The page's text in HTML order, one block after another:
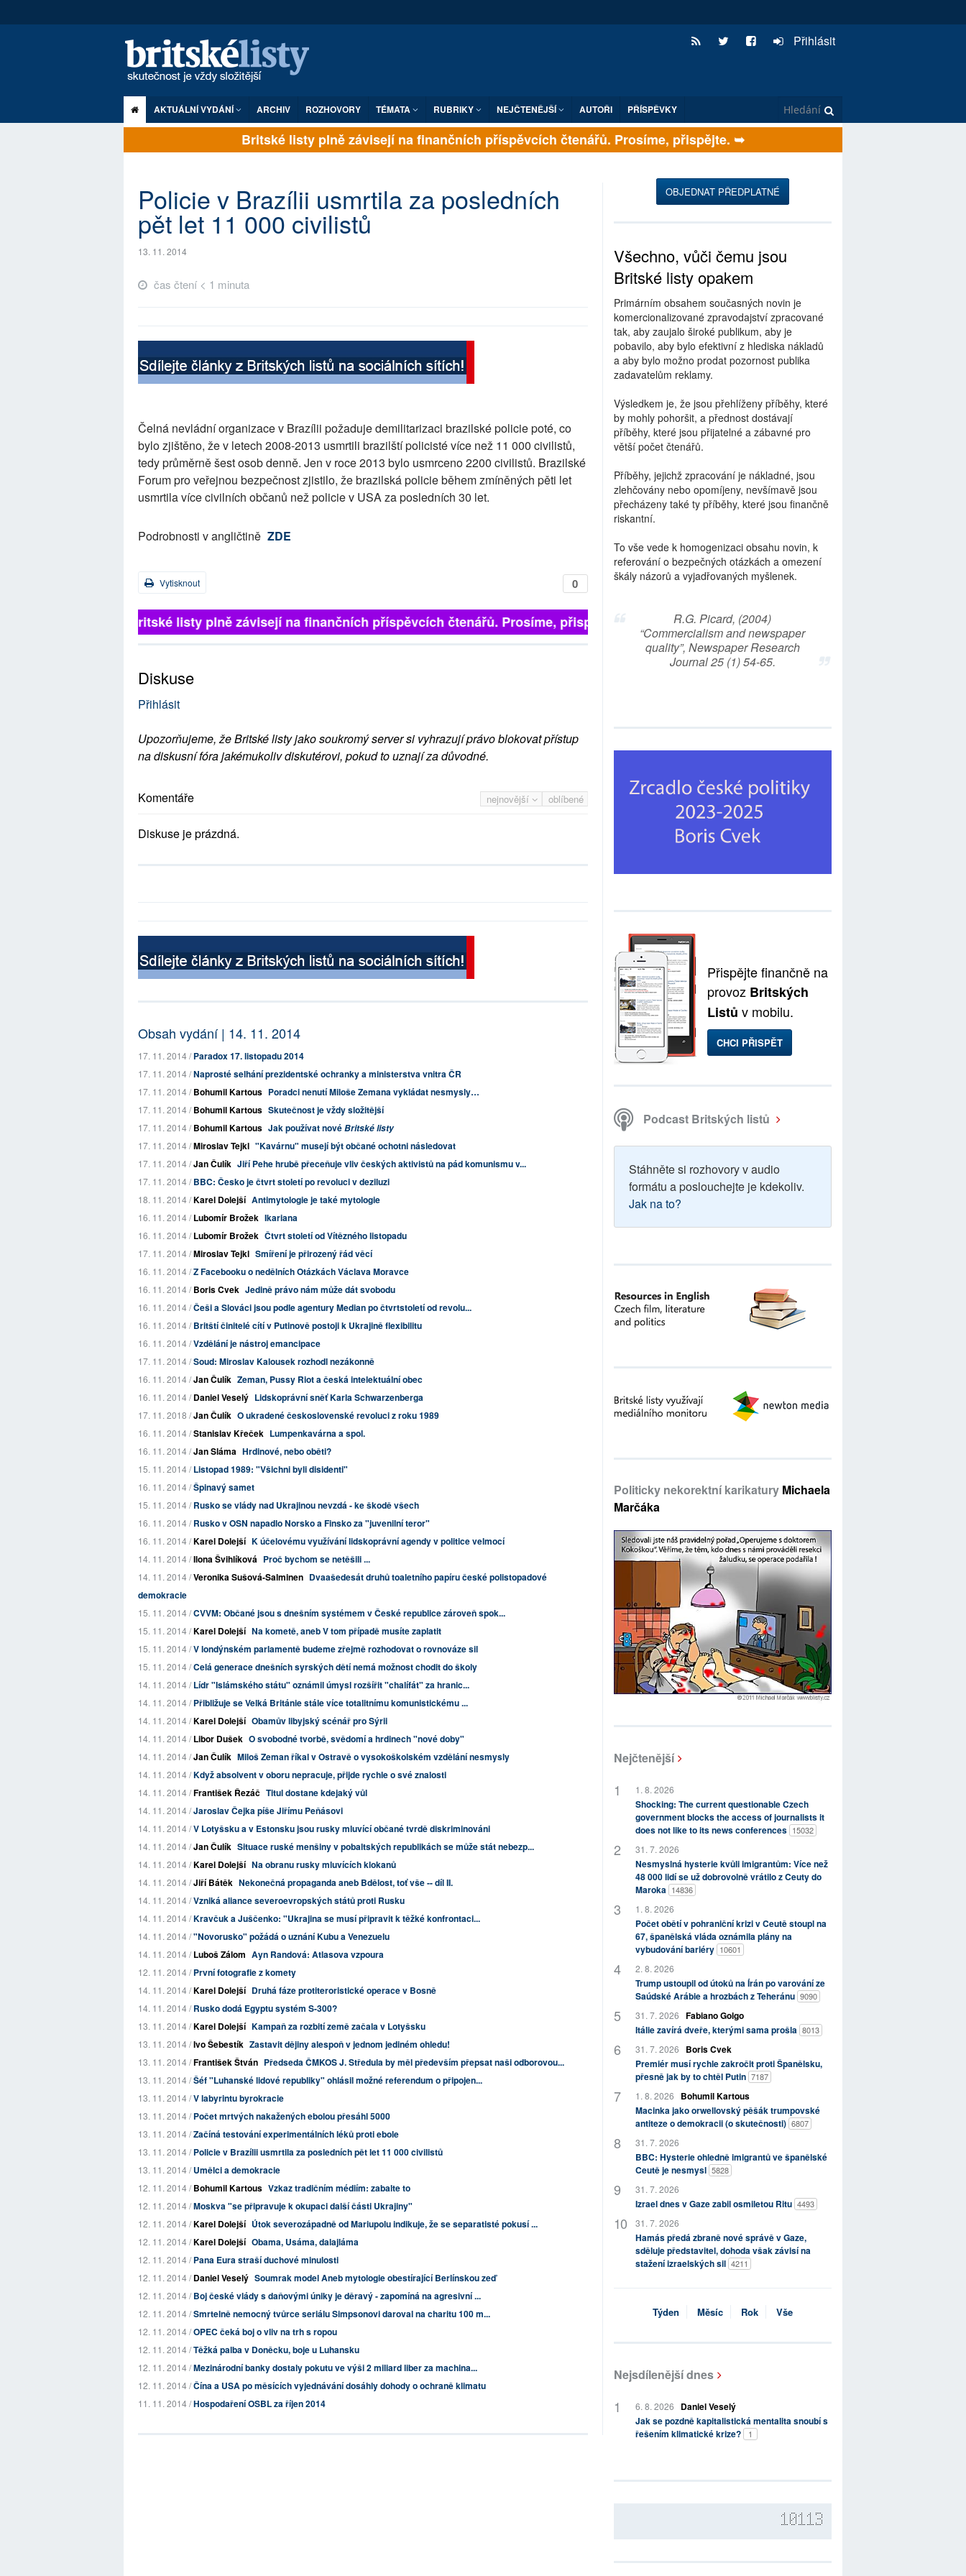
Přihlásit
AKTUÁLNÍ VYDÁNÍ ARCHIV ROZHOVORY TÉMATA RUBRIKY NEJČTENĚJŠÍ AUTOŘI PŘÍSPĚVKY
Britské listy plně závisejí na finančních příspěvcích čtenářů. Prosíme, přispějte. ➥
Policie v Brazílii usmrtila za posledních
pět let 11 000 civilistů
13. 11. 2014
čas čtení < 1 minuta
Čelná nevládní organizace v Brazílii požaduje demilitarizaci brazilské policie poté, co
bylo zjištěno, že v letech 2008-2013 usmrtili brazilští policisté více než 11 000 civilistů,
tedy průměrně šest osob denně. Jen v roce 2013 bylo usmrceno 2200 civilistů. Brazilské
Forum pro veřejnou bezpečnost zjistilo, že brazilská policie během zmíněných pěti let
usmrtila více civilních občanů než policie v USA za posledních 30 let.
Podrobnosti v angličtině ZDE
0
Vytisknout
Britské listy plně závisejí na finančních příspěvcích čtenářů. Prosíme, přispějte. ➥
Diskuse
Přihlásit
Upozorňujeme, že Britské listy jako soukromý server si vyhrazují právo blokovat přístup
na diskusní fóra jakémukoliv diskutérovi, pokud to uznají za důvodné.
nejnovější oblíbené
Komentáře
Diskuse je prázdná.
Obsah vydání | 14. 11. 2014
17. 11. 2014 /Paradox 17. listopadu 2014
17. 11. 2014 /Naprosté selhání prezidentské ochranky a ministerstva vnitra ČR
17. 11. 2014 /Bohumil Kartous Poradci nenutí Miloše Zemana vykládat nesmysly…
17. 11. 2014 /Bohumil Kartous Skutečnost je vždy složitější
17. 11. 2014 /Bohumil Kartous Jak používat novéBritské listy
17. 11. 2014 /Miroslav Tejkl "Kavárnu" musejí být občané ochotni následovat
17. 11. 2014 /Jan Čulík Jiří Pehe hrubě přeceňuje vliv českých aktivistů na pád komunismu v...
17. 11. 2014 /BBC: Česko je čtvrt století po revoluci v deziluzi
18. 11. 2014 /Karel Dolejší Antimytologie je také mytologie
16. 11. 2014 /Lubomír Brožek Ikariana
16. 11. 2014 /Lubomír Brožek Čtvrt století od Vítězného listopadu
17. 11. 2014 /Miroslav Tejkl Smíření je přirozený řád věcí
16. 11. 2014 /Z Facebooku o nedělních Otázkách Václava Moravce
16. 11. 2014 /Boris Cvek Jedině právo nám může dát svobodu
16. 11. 2014 /Češi a Slováci jsou podle agentury Median po čtvrtstoletí od revolu...
16. 11. 2014 /Britští činitelé cítí v Putinově postoji k Ukrajině flexibilitu
16. 11. 2014 /Vzdělání je nástroj emancipace
17. 11. 2014 /Soud: Miroslav Kalousek rozhodl nezákonně
16. 11. 2014 /Jan Čulík Zeman, Pussy Riot a česká intelektuální obec
16. 11. 2014 /Daniel Veselý Lidskoprávní sněť Karla Schwarzenberga
17. 11. 2018 /Jan Čulík O ukradené československé revoluci z roku 1989
16. 11. 2014 /Stanislav Křeček Lumpenkavárna a spol.
16. 11. 2014 /Jan Sláma Hrdinové, nebo oběti?
15. 11. 2014 /Listopad 1989: "Všichni byli disidenti"
16. 11. 2014 /Špinavý samet
15. 11. 2014 /Rusko se vlády nad Ukrajinou nevzdá - ke škodě všech
16. 11. 2014 /Rusko v OSN napadlo Norsko a Finsko za "juvenilní teror"
16. 11. 2014 /Karel Dolejší K účelovému využívání lidskoprávní agendy v politice velmocí
14. 11. 2014 /Ilona Švihlíková Proč bychom se netěšili ...
14. 11. 2014 /Veronika Sušová-Salminen Dvaašedesát druhů toaletního papíru české polistopadové
demokracie
15. 11. 2014 /CVVM: Občané jsou s dnešním systémem v České republice zároveň spok...
15. 11. 2014 /Karel Dolejší Na kometě, aneb V tom případě musíte zaplatit
15. 11. 2014 /V londýnském parlamentě budeme zřejmě rozhodovat o rovnováze sil
15. 11. 2014 /Celá generace dnešních syrských dětí nemá možnost chodit do školy
14. 11. 2014 /Lídr "Islámského státu" oznámil úmysl rozšířit "chalífát" za hranic...
14. 11. 2014 /Přibližuje se Velká Británie stále více totalitnímu komunistickému ...
14. 11. 2014 /Karel Dolejší Obamův libyjský scénář pro Sýrii
14. 11. 2014 /Libor Dušek O svobodné tvorbě, svědomí a hrdinech "nové doby"
14. 11. 2014 /Jan Čulík Miloš Zeman říkal v Ostravě o vysokoškolském vzdělání nesmysly
14. 11. 2014 /Když absolvent v oboru nepracuje, přijde rychle o své znalosti
14. 11. 2014 /František Řezáč Titul dostane kdejaký vůl
14. 11. 2014 /Jaroslav Čejka píše Jiřímu Peňásovi
14. 11. 2014 /V Lotyšsku a v Estonsku jsou rusky mluvící občané tvrdě diskriminováni
14. 11. 2014 /Jan Čulík Situace ruské menšiny v pobaltských republikách se může stát nebezp...
14. 11. 2014 /Karel Dolejší Na obranu rusky mluvících klokanů
14. 11. 2014 /Jiří Bátěk Nekonečná propaganda aneb Bdělost, toť vše -- díl II.
14. 11. 2014 /Vzniká aliance severoevropských států proti Rusku
14. 11. 2014 /Kravčuk a Juščenko: "Ukrajina se musí připravit k těžké konfrontaci...
14. 11. 2014 /"Novorusko" požádá o uznání Kubu a Venezuelu
14. 11. 2014 /Luboš Zálom Ayn Randová: Atlasova vzpoura
12. 11. 2014 /První fotografie z komety
14. 11. 2014 /Karel Dolejší Druhá fáze protiteroristické operace v Bosně
14. 11. 2014 /Rusko dodá Egyptu systém S-300?
13. 11. 2014 /Karel Dolejší Kampaň za rozbití země začala v Lotyšsku
13. 11. 2014 /Ivo Šebestík Zastavit dějiny alespoň v jednom jediném ohledu!
13. 11. 2014 /František Štván Předseda ČMKOS J. Středula by měl především přepsat naši odborovou...
13. 11. 2014 /Šéf "Luhanské lidové republiky" ohlásil možné referendum o připojen...
13. 11. 2014 /V labyrintu byrokracie
13. 11. 2014 /Počet mrtvých nakažených ebolou přesáhl 5000
13. 11. 2014 /Začíná testování experimentálních léků proti ebole
13. 11. 2014 /Policie v Brazílii usmrtila za posledních pět let 11 000 civilistů
13. 11. 2014 /Umělci a demokracie
12. 11. 2014 /Bohumil Kartous Vzkaz tradičním médiím: zabalte to
12. 11. 2014 /Moskva "se připravuje k okupaci další části Ukrajiny"
12. 11. 2014 /Karel Dolejší Útok severozápadně od Mariupolu indikuje, že se separatisté pokusí ...
12. 11. 2014 /Karel Dolejší Obama, Usáma, dalajláma
12. 11. 2014 /Pana Eura straší duchové minulosti
12. 11. 2014 /Daniel Veselý Soumrak model Aneb mytologie obestírající Berlínskou zeď
12. 11. 2014 /Boj české vlády s daňovými úniky je děravý - zapomíná na agresivní ...
12. 11. 2014 /Smrtelně nemocný tvůrce seriálu Simpsonovi daroval na charitu 100 m...
12. 11. 2014 /OPEC čeká boj o vliv na trh s ropou
12. 11. 2014 /Těžká palba v Doněcku, boje u Luhansku
12. 11. 2014 /Mezinárodní banky dostaly pokutu ve výši 2 miliard liber za machina...
12. 11. 2014 /Čína a USA po měsících vyjednávání dosáhly dohody o ochraně klimatu
11. 11. 2014 /Hospodaření OSBL za říjen 2014
OBJEDNAT PŘEDPLATNÉ
Všechno, vůči čemu jsou
Britské listy opakem
Primárním obsahem současných novin je
komercionalizované zpravodajství zpracované
tak, aby zaujalo široké publikum, aby je
pobavilo, aby bylo efektivní z hlediska nákladů
a aby bylo možno prodat pozornost publika
zadavatelům reklamy.
Výsledkem je, že jsou přehlíženy příběhy, které
by mohly pohoršit, a přednost dostávají
příběhy, které jsou přijatelné a zábavné pro
větší počet čtenářů.
Příběhy, jejichž zpracování je nákladné, jsou
zlehčovány nebo opomíjeny, nevšímavě jsou
přecházeny také ty příběhy, které jsou finančně
riskantní.
To vše vede k homogenizaci obsahu novin, k
referování o bezpečných otázkách a omezení
škály názorů a vyjadřovaných myšlenek.
R.G. Picard, (2004)
“Commercialism and newspaper
quality”, Newspaper Research
Journal 25 (1) 54-65.
Přispějte finančně na
provoz Britských
Listů v mobilu.
CHCI PŘISPĚT
Podcast Britských listů
Stáhněte si rozhovory v audio
formátu a poslouchejte je kdekoliv.
Jak na to?
Politicky nekorektní karikatury Michaela
Marčáka
Nejčtenější
1. 8. 2026
Shocking: The current questionable Czech
government blocks the access of journalists it
does not like to its news conferences 15032
31. 7. 2026
Nesmyslná hysterie kvůli imigrantům: Více než
48 000 lidí se už dobrovolně vrátilo z Ceuty do
Maroka 14836
1. 8. 2026
Počet obětí v pohraniční krizi v Ceutě stoupl na
67, španělská vláda oznámila plány na
vybudování bariéry 10601
2. 8. 2026
Trump ustoupil od útoků na Írán po varování ze
Saúdské Arábie a hrozbách z Teheránu 9090
31. 7. 2026 Fabiano Golgo
Itálie zavírá dveře, kterými sama prošla 8013
31. 7. 2026
Boris Cvek
Premiér musí rychle zakročit proti Španělsku,
přesně jak by to chtěl Putin 7187
1. 8. 2026
Bohumil Kartous
Macinka jako orwellovský pěšák trumpovské
antiteze o demokracii (o skutečnosti) 6807
31. 7. 2026
BBC: Hysterie ohledně imigrantů ve španělské
Ceutě je nesmysl 5828
31. 7. 2026
Izrael dnes v Gaze zabil osmiletou Ritu 4493
31. 7. 2026
Hamás předá zbraně nové správě v Gaze,
sděluje představitel, dohoda však závisí na
stažení izraelských sil 4211
Týden Měsíc Rok Vše
Nejsdílenější dnes
6. 8. 2026
Daniel Veselý
Jak se pozdně kapitalistická mentalita snoubí s
řešením klimatické krize?
1
10113